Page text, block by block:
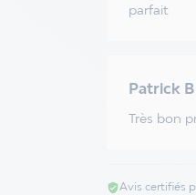
parfait
Patrick B
Très bon
verified_userAvis certifiés